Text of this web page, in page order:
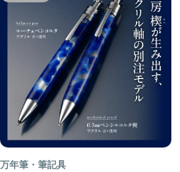
万年筆・筆記具